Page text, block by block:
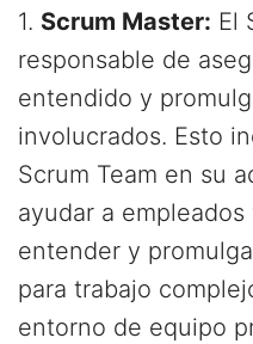
1. Scrum Master: El
responsable de
entendido y
involucrados. Esto
Scrum Team en su
ayudar a
entender y
para trabajo
entorno de equipo